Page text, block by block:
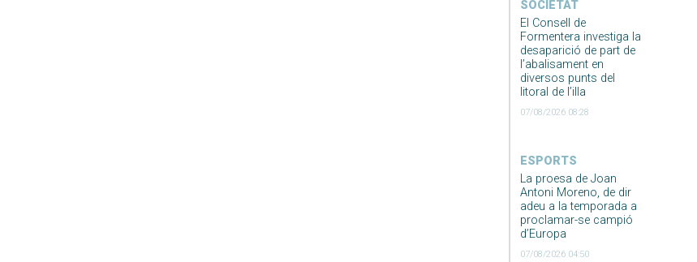
SOCIETAT
El Consell de
Formentera investiga la
desaparició de part de
l’abalisament en
diversos punts del
litoral de l’illa
07/08/2026 08:28
ESPORTS
La proesa de Joan
Antoni Moreno, de dir
adeu a la temporada a
proclamar-se campió
d’Europa
07/08/2026 04:50